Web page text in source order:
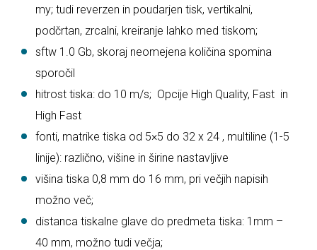
my; tudi reverzen in poudarjen tisk, vertikalni,
podčrtan, zrcalni, kreiranje lahko med tiskom;
sftw 1.0 Gb, skoraj neomejena količina spomina
sporočil
hitrost tiska: do 10 m/s; Opcije High Quality, Fast in
High Fast
fonti, matrike tiska od 5×5 do 32 x 24 , multiline (1-5
linije): različno, višine in širine nastavljive
višina tiska 0,8 mm do 16 mm, pri večjih napisih
možno več;
distanca tiskalne glave do predmeta tiska: 1mm –
40 mm, možno tudi večja;